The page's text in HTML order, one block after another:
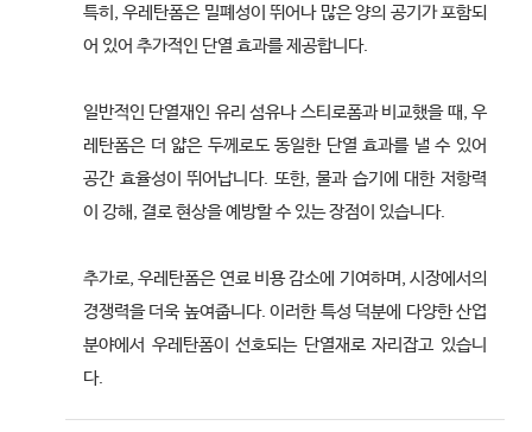
특히, 우레탄폼은 밀폐성이 뛰어나 많은 양의 공기가 포함되
어 있어 추가적인 단열 효과를 제공합니다.
일반적인 단열재인 유리 섬유나 스티로폼과 비교했을 때, 우
레탄폼은 더 얇은 두께로도 동일한 단열 효과를 낼 수 있어
공간 효율성이 뛰어납니다. 또한, 물과 습기에 대한 저항력
이 강해, 결로 현상을 예방할 수 있는 장점이 있습니다.
추가로, 우레탄폼은 연료 비용 감소에 기여하며, 시장에서의
경쟁력을 더욱 높여줍니다. 이러한 특성 덕분에 다양한 산업
분야에서 우레탄폼이 선호되는 단열재로 자리잡고 있습니
다.